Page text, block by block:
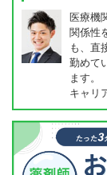
医療機
関係性
も、直
勤めて
ます。
キャリ